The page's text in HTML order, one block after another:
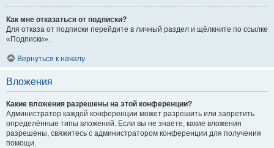
Как мне отказаться от подписки?
Для отказа от подписки перейдите в личный раздел и щёлкните по ссылке
«Подписки».
Вернуться к началу
Вложения
Какие вложения разрешены на этой конференции?
Администратор каждой конференции может разрешить или запретить
определённые типы вложений. Если вы не знаете, какие вложения
разрешены, свяжитесь с администратором конференции для получения
помощи.